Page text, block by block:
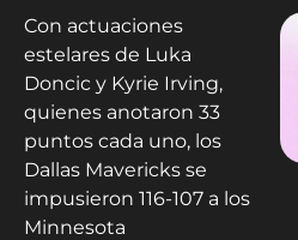
Con actuaciones
estelares de Luka
Doncic y Kyrie Irving,
quienes anotaron 33
puntos cada uno, los
Dallas Mavericks se
impusieron 116-107 a los
Minnesota